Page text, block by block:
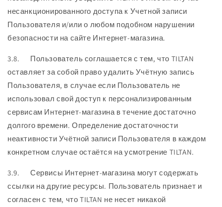
несанкционированного доступа к Учетной записи
Пользователя и/или о любом подобном нарушении
безопасности на сайте Интернет-магазина.
3.8. Пользователь соглашается с тем, что TILTAN
оставляет за собой право удалить Учётную запись
Пользователя, в случае если Пользователь не
использовал свой доступ к персонализированным
сервисам Интернет-магазина в течение достаточно
долгого времени. Определение достаточности
неактивности Учётной записи Пользователя в каждом
конкретном случае остаётся на усмотрение TILTAN.
3.9. Сервисы Интернет-магазина могут содержать
ссылки на другие ресурсы. Пользователь признает и
согласен с тем, что TILTAN не несет никакой